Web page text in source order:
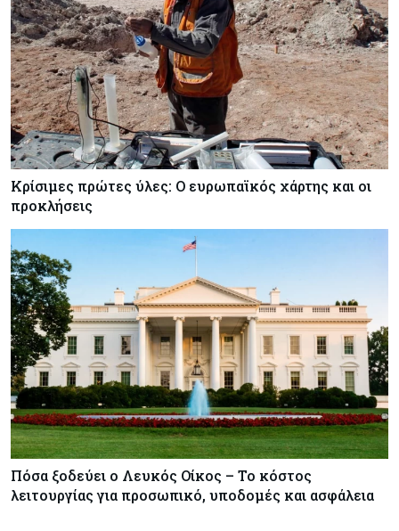
Κρίσιμες πρώτες ύλες: Ο ευρωπαϊκός χάρτης και οι
προκλήσεις
Πόσα ξοδεύει ο Λευκός Οίκος – Το κόστος
λειτουργίας για προσωπικό, υποδομές και ασφάλεια